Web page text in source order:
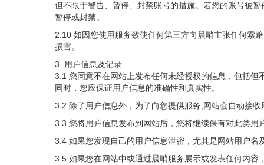
但不限于警告、暂停、封禁账号的措施。若您的账号被
暂停或封禁。
2.10 如因您使用服务致使任何第三方向晨哨主张任何索
损害。
3. 用户信息及记录
3.1 您同意不在网站上发布任何未经授权的信息，包括但
同时，您应保证用户信息的准确性和真实性。
3.2 除了用户信息外，为了向您提供服务,网站会自动接收
3.3 您将用户信息发布到网站后，您将继续保有对此类
3.4 如果您发现自己的用户信息泄密，尤其是网站用户
3.5 如果您在网站中或通过晨哨服务展示或发表任何内